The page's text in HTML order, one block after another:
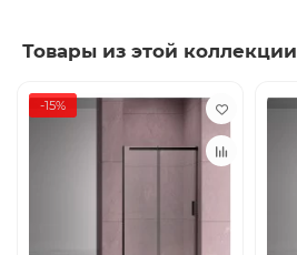
Товары из этой коллекции
-15%